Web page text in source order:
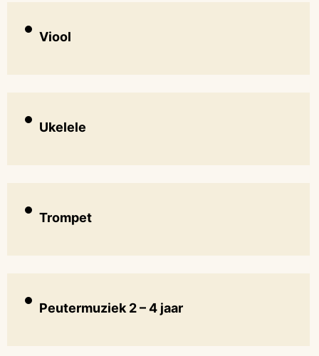
Viool
Ukelele
Trompet
Peutermuziek 2 – 4 jaar